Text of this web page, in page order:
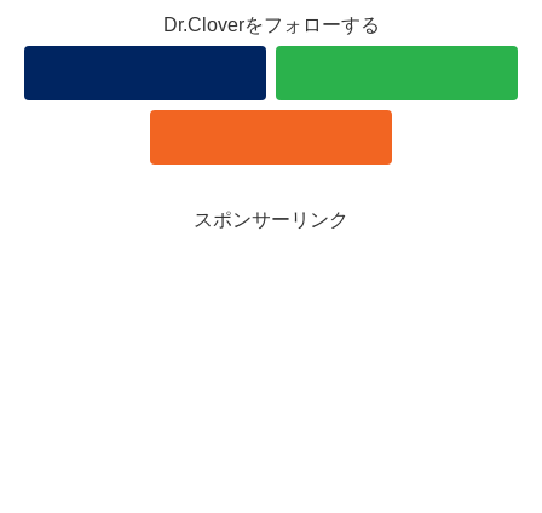
Dr.Cloverをフォローする
スポンサーリンク